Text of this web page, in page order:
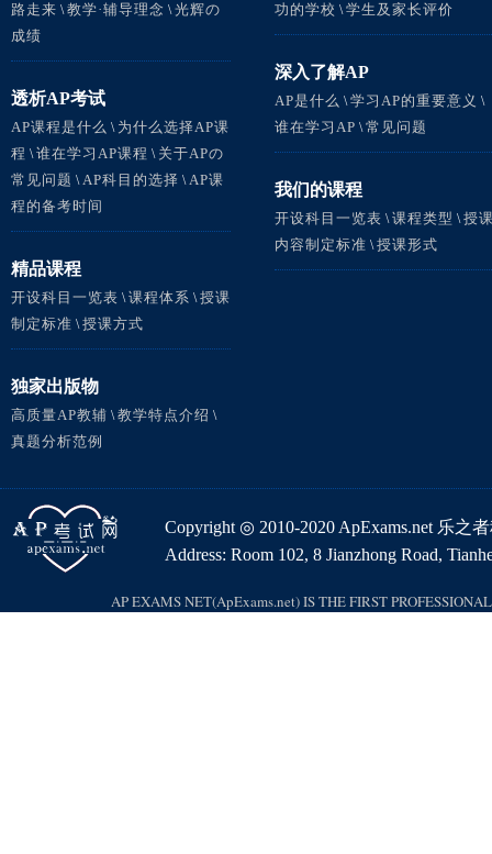
路走来 \教学·辅导理念 \光辉の
成绩
透析AP考试
AP课程是什么 \ 为什么选择AP课
程 \谁在学习AP课程 \ 关于APの
常见问题 \AP科目的选择 \AP课
程的备考时间
精品课程
开设科目一览表 \课程体系 \授课
制定标准 \授课方式
独家出版物
高质量AP教辅 \教学特点介绍 \
真题分析范例
功的学校 \学生及家长评价
深入了解AP
AP是什么 \学习AP的重要意义 \
谁在学习AP \常见问题
我们的课程
开设科目一览表 \课程类型 \授
内容制定标准 \授课形式
Copyright ◎ 2010-2020 ApExams.net 乐之
Address: Room 102, 8 Jianzhong Road,
AP EXAMS NET(ApExams.net) IS THE FIRST